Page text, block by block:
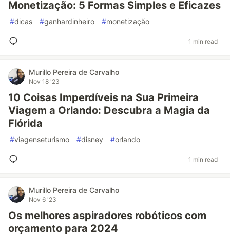
Monetização: 5 Formas Simples e Eficazes
#dicas #ganhardinheiro #monetização
1 min read
Murillo Pereira de Carvalho
Nov 18 '23
10 Coisas Imperdíveis na Sua Primeira
Viagem a Orlando: Descubra a Magia da
Flórida
#viagenseturismo #disney #orlando
1 min read
Murillo Pereira de Carvalho
Nov 6 '23
Os melhores aspiradores robóticos com
orçamento para 2024